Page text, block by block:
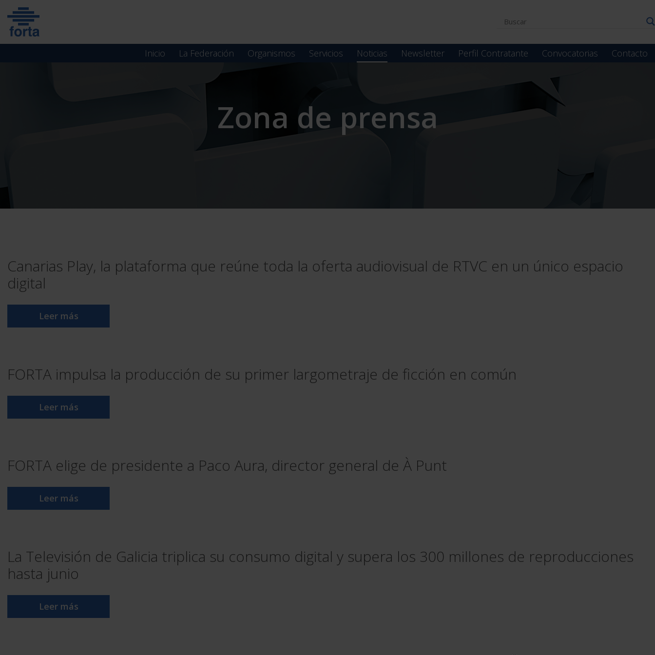
content
Inicio La Federación Organismos Servicios Noticias Newsletter Perfil Contratante Convocatorias Contacto
Zona de prensa
Canarias Play, la plataforma que reúne toda la oferta audiovisual de RTVC en un único espacio
digital
Leer más
FORTA impulsa la producción de su primer largometraje de ficción en común
Leer más
FORTA elige de presidente a Paco Aura, director general de À Punt
Leer más
La Televisión de Galicia triplica su consumo digital y supera los 300 millones de reproducciones
hasta junio
Leer más